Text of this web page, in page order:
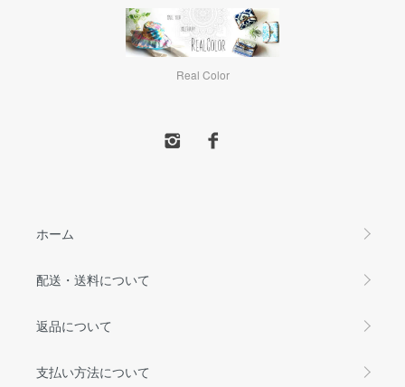
Real Color
ホーム
配送・送料について
返品について
支払い方法について